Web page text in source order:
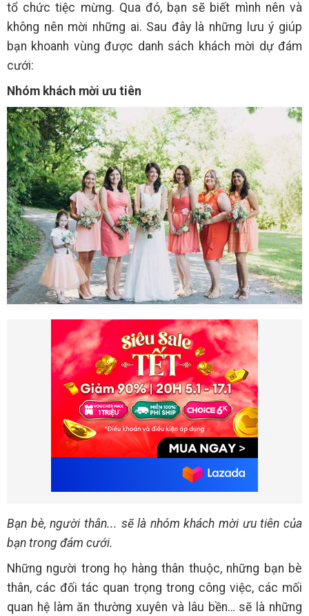
tổ chức tiệc mừng. Qua đó, bạn sẽ biết mình nên và
không nên mời những ai. Sau đây là những lưu ý giúp
bạn khoanh vùng được danh sách khách mời dự đám
cưới:
Nhóm khách mời ưu tiên
Bạn bè, người thân... sẽ là nhóm khách mời ưu tiên của
bạn trong đám cưới.
Những người trong họ hàng thân thuộc, những bạn bè
thân, các đối tác quan trọng trong công việc, các mối
quan hệ làm ăn thường xuyên và lâu bền… sẽ là những